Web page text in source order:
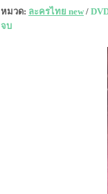
หมวด: ละครไทย new /
จบ